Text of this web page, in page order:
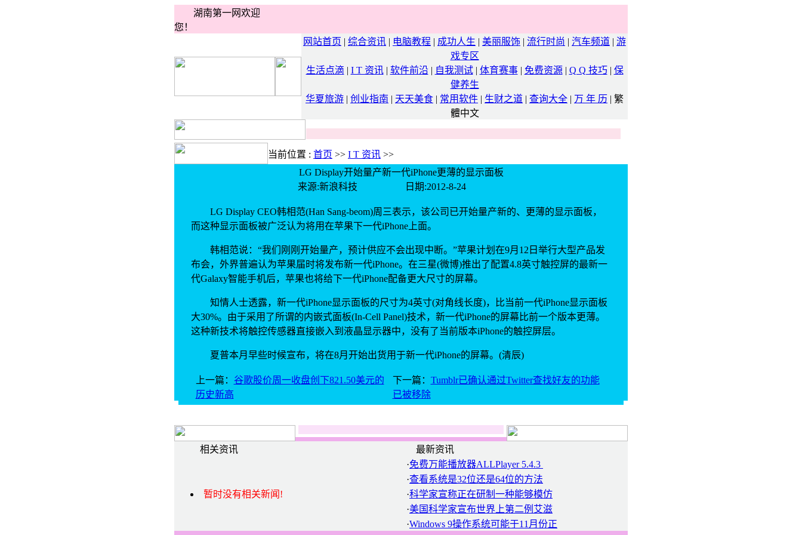
湖南第一网欢迎
您！
网站首页 | 综合资讯 | 电脑教程 | 成功人生 | 美丽服饰 | 流行时尚 | 汽车频道 | 游
戏专区
生活点滴 | I T 资讯| 软件前沿| 自我测试| 体育赛事| 免费资源 | Q Q 技巧 | 保
健养生
华夏旅游 | 创业指南 | 天天美食 | 常用软件 | 生财之道 | 查询大全 | 万 年 历 | 繁
體中文
当前位置 : 首页 >> I T 资讯 >>
LG Display开始量产新一代iPhone更薄的显示面板
来源:新浪科技 日期:2012-8-24
LG Display CEO韩相范(Han Sang-beom)周三表示，该公司已开始量产新的、更薄的显示面板，
而这种显示面板被广泛认为将用在苹果下一代iPhone上面。
韩相范说：“我们刚刚开始量产，预计供应不会出现中断。”苹果计划在9月12日举行大型产品发
布会，外界普遍认为苹果届时将发布新一代iPhone。在三星(微博)推出了配置4.8英寸触控屏的最新一
代Galaxy智能手机后，苹果也将给下一代iPhone配备更大尺寸的屏幕。
知情人士透露，新一代iPhone显示面板的尺寸为4英寸(对角线长度)，比当前一代iPhone显示面板
大30%。由于采用了所谓的内嵌式面板(In-Cell Panel)技术，新一代iPhone的屏幕比前一个版本更薄。
这种新技术将触控传感器直接嵌入到液晶显示器中，没有了当前版本iPhone的触控屏层。
夏普本月早些时候宣布，将在8月开始出货用于新一代iPhone的屏幕。(清辰)
上一篇： 谷歌股价周一收盘创下821.50美元的
历史新高
下一篇： Tumblr已确认通过Twitter查找好友的功能
已被移除
相关资讯 最新资讯
暂时没有相关新闻!
·免费万能播放器ALLPlayer 5.4.3
·查看系统是32位还是64位的方法
·科学家宣称正在研制一种能够模仿
·美国科学家宣布世界上第二例艾滋
·Windows 9操作系统可能于11月份正